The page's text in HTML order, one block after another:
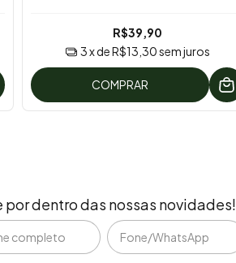
R$39,90
3x deR$13,30sem juros
COMPRAR
por dentro das nossas novidades!